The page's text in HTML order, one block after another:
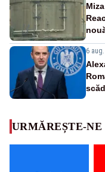
6
URMĂREȘTE-NE